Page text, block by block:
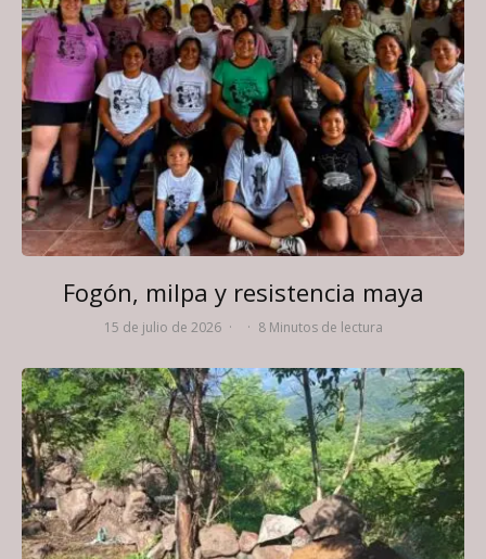
Fogón, milpa y resistencia maya
15 de julio de 2026 · · 8 Minutos de lectura